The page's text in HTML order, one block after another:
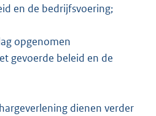
en de bedrijfsvoering;
opgenomen
gevoerde beleid en de
dienen verder